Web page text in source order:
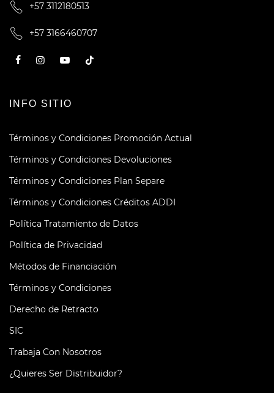
+57 3112180513
+57 3166460707
INFO SITIO
Términos y Condiciones Promoción Actual
Términos y Condiciones Devoluciones
Términos y Condiciones Plan Separe
Términos y Condiciones Créditos ADDI
Política Tratamiento de Datos
Política de Privacidad
Métodos de Financiación
Términos y Condiciones
Derecho de Retracto
SIC
Trabaja Con Nosotros
¿Quieres Ser Distribuidor?